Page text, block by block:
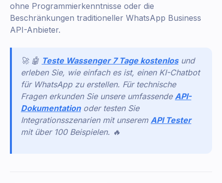
ohne Programmierkenntnisse oder die
Beschränkungen traditioneller WhatsApp Business
API-Anbieter.
🚀 🤖 Teste Wassenger 7 Tage kostenlos und
erleben Sie, wie einfach es ist, einen KI-Chatbot
für WhatsApp zu erstellen. Für technische
Fragen erkunden Sie unsere umfassende API-
Dokumentation oder testen Sie
Integrationsszenarien mit unserem API Tester
mit über 100 Beispielen. 🔥